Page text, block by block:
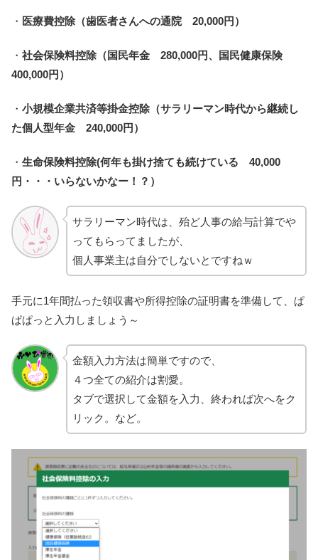
・ 医療費控除（歯医者さんへの通院 20,000円）
・ 社会保険料控除（国民年金 280,000円、国民健康保険
400,000円）
・ 小規模企業共済等掛金控除（サラリーマン時代から継続し
た個人型年金 240,000円）
・ 生命保険料控除(何年も掛け捨ても続けている 40,000
円・・・いらないかなー！？）
サラリーマン時代は、殆ど人事の給与計算でや
ってもらってましたが、
個人事業主は自分でしないとですねｗ
手元に1年間払った領収書や所得控除の証明書を準備して、ぱ
ぱぱっと入力しましょう～
金額入力方法は簡単ですので、
４つ全ての紹介は割愛。
タブで選択して金額を入力、終われば次へをク
リック。など。